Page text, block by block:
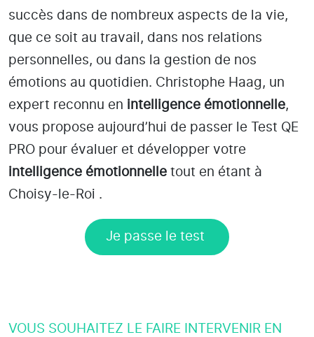
succès dans de nombreux aspects de la vie,
que ce soit au travail, dans nos relations
personnelles, ou dans la gestion de nos
émotions au quotidien. Christophe Haag, un
expert reconnu en intelligence émotionnelle,
vous propose aujourd’hui de passer le Test QE
PRO pour évaluer et développer votre
intelligence émotionnelle tout en étant à
Choisy-le-Roi .
Je passe le test
VOUS SOUHAITEZ LE FAIRE INTERVENIR EN